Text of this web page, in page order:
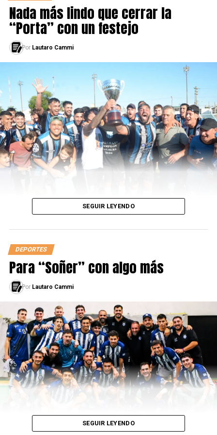
LEÉ TAMBIÉN
Delfo Cabrera hizo historia
Nada más lindo que cerrar la
“Porta” con un festejo
Por Lautaro Cammi
SEGUIR LEYENDO
DEPORTES
Para “Soñer” con algo más
Por Lautaro Cammi
SEGUIR LEYENDO